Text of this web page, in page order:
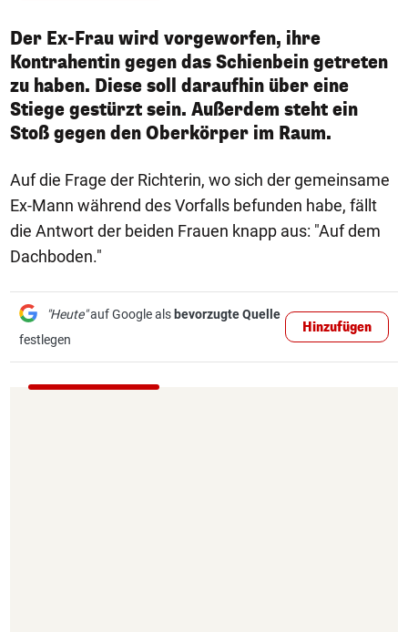
Der Ex-Frau wird vorgeworfen, ihre
Kontrahentin gegen das Schienbein getreten
zu haben. Diese soll daraufhin über eine
Stiege gestürzt sein. Außerdem steht ein
Stoß gegen den Oberkörper im Raum.
Auf die Frage der Richterin, wo sich der gemeinsame
Ex-Mann während des Vorfalls befunden habe, fällt
die Antwort der beiden Frauen knapp aus: "Auf dem
Dachboden."
"Heute"auf Google als bevorzugte Quelle
festlegen
Hinzufügen